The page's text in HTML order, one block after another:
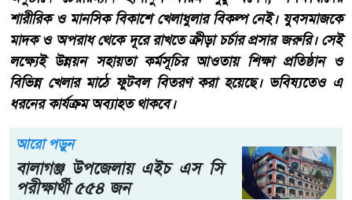
শারীরিক ও মানসিক বিকাশে খেলাধুলার বিকল্প নেই। যুবসমাজকে
মাদক ও অপরাধ থেকে দূরে রাখতে ক্রীড়া চর্চার প্রসার জরুরি। সেই
লক্ষ্যেই উন্নয়ন সহায়তা কর্মসূচির আওতায় শিক্ষা প্রতিষ্ঠান ও
বিভিন্ন খেলার মাঠে ফুটবল বিতরণ করা হয়েছে। ভবিষ্যতেও এ
ধরনের কার্যক্রম অব্যাহত থাকবে।
আরো পড়ুন
বালাগঞ্জ উপজেলায় এইচ এস সি
পরীক্ষার্থী ৫৫৪ জন